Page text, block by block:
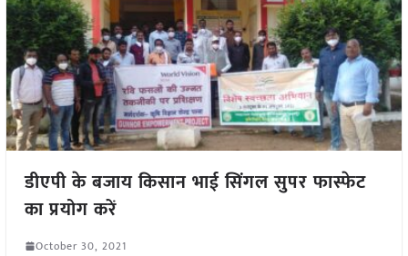
डीएपी के बजाय किसान भाई सिंगल सुपर फास्फेट
का प्रयोग करें
October 30, 2021